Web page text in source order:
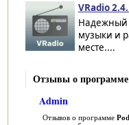
VRadio
Надежный
музыки и
месте....
Отзывы о
Admin
Отзывов о программе